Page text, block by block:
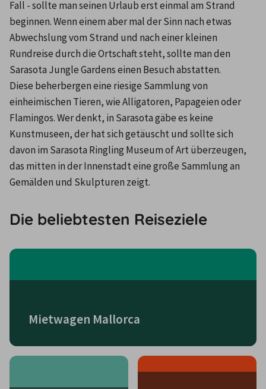
Fall - sollte man seinen Urlaub erst einmal am Strand
beginnen. Wenn einem aber mal der Sinn nach etwas
Abwechslung vom Strand und nach einer kleinen
Rundreise durch die Ortschaft steht, sollte man den
Sarasota Jungle Gardens einen Besuch abstatten.
Diese beherbergen eine riesige Sammlung von
einheimischen Tieren, wie Alligatoren, Papageien oder
Flamingos. Wer denkt, in Sarasota gäbe es keine
Kunstmuseen, der hat sich getäuscht und sollte sich
davon im Sarasota Ringling Museum of Art überzeugen,
das mitten in der Innenstadt eine große Sammlung an
Gemälden und Skulpturen zeigt.
Die beliebtesten Reiseziele
Mietwagen Mallorca